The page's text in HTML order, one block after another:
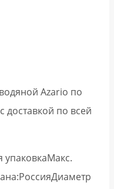
Azario по
доставкой по всей